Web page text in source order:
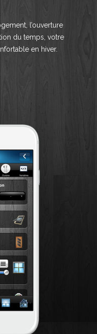
l’ouverture
du temps, votre
en hiver.